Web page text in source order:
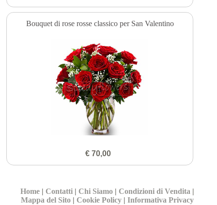
Bouquet di rose rosse classico per San Valentino
€ 70,00
Home | Contatti | Chi Siamo | Condizioni di Vendita |
Mappa del Sito | Cookie Policy |Informativa Privacy